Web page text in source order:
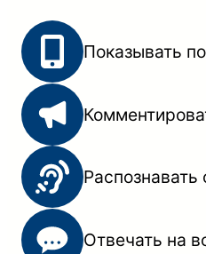
Показывать
Отвечать на